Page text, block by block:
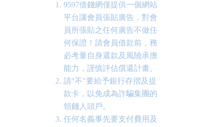
9597借錢網僅提供一個網站
平台讓會員張貼廣告，對會
員所張貼之任何廣告不做任
何保證！請會員借款前，務
必考量自身還款及風險承擔
能力，謹慎評估償還計畫。
請"不"要給予銀行存摺及提
款卡，以免成為詐騙集團的
領錢人頭戶。
任何名義事先要支付費用及